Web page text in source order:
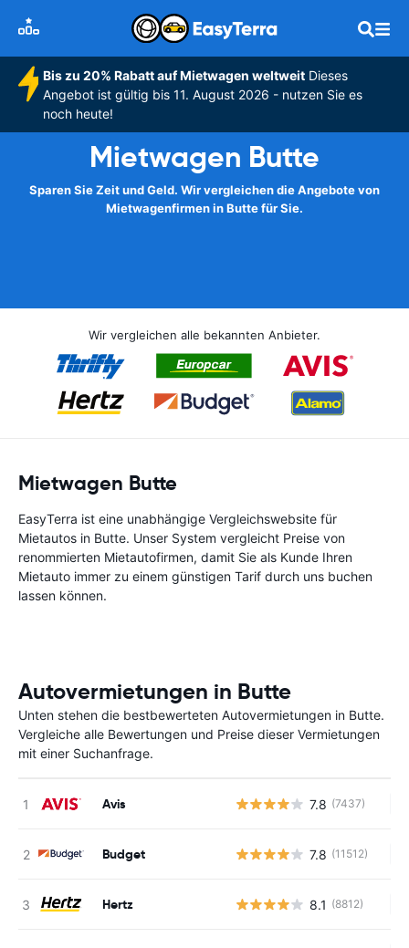
Bis zu 20% Rabatt auf Mietwagen weltweitDieses
Angebot ist gültig bis 11. August 2026 - nutzen Sie es
noch heute!
Mietwagen Butte
Sparen Sie Zeit und Geld. Wir vergleichen die Angebote von
Mietwagenfirmen in Butte für Sie.
Wir vergleichen alle bekannten Anbieter.
Mietwagen Butte
EasyTerra ist eine unabhängige Vergleichswebsite für
Mietautos in Butte. Unser System vergleicht Preise von
renommierten Mietautofirmen, damit Sie als Kunde Ihren
Mietauto immer zu einem günstigen Tarif durch uns buchen
lassen können.
Autovermietungen in Butte
Unten stehen die bestbewerteten Autovermietungen in Butte.
Vergleiche alle Bewertungen und Preise dieser Vermietungen
mit einer Suchanfrage.
Avis 7.8 (7437)
Budget 7.8 (11512)
Hertz 8.1 (8812)